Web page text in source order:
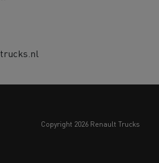
copyright 2026 Renault Trucks